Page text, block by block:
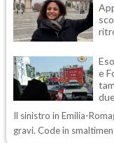
e
Il sinistro in Emilia-
gravi. Code in